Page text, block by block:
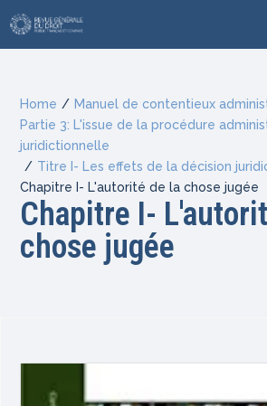
Home / Manuel de contentieux
Partie 3: L'issue de la procédure
juridictionnelle
/ Titre I- Les effets de la décision
Chapitre I- L'autorité de la chose jugée
Chapitre I-
chose jugée